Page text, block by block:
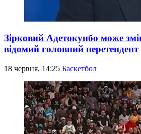
Зірковий Адетокунбо може
відомий головний перетендент
18 червня, 14:25 Баскетбол